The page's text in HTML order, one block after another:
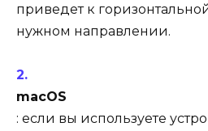
приведет к
нужном направлении.
macOS
: если вы используете